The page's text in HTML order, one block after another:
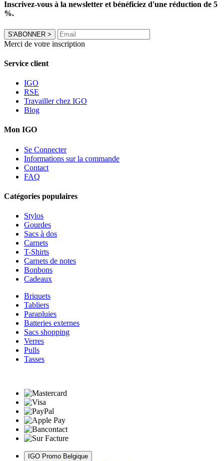
Inscrivez-vous à la newsletter et bénéficiez d'une réduction de 5
%.
S'ABONNER >
Merci de votre inscription
Service client
IGO
RSE
Travailler chez IGO
Blog
Mon IGO
Se Connecter
Informations sur la commande
Contact
FAQ
Catégories populaires
Stylos
Gourdes
Sacs à dos
Carnets
T-Shirts
Carnets de notes
Bonbons
Cadeaux
Briquets
Tabliers
Parapluies
Batteries externes
Sacs shopping
Verres
Pulls
Tasses
IGO Promo Belgique